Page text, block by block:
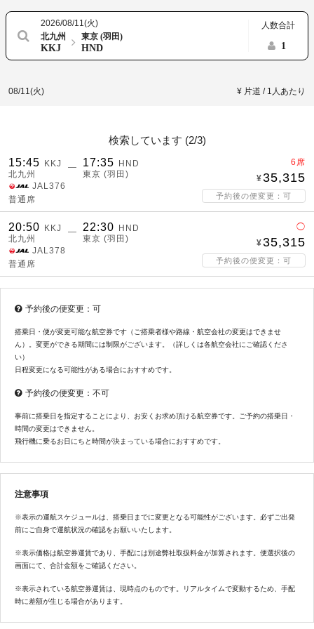
2026/08/11(火)
北九州
KKJ
東京 (羽田)
HND
人数合計
1
08/11(火) ¥ 片道 / 1人あたり
検索しています (2/3)
15:45
KKJ
北九州
― 17:35
HND
東京 (羽田)
JAL376
普通席
6席
35,315
予約後の便変更：可
20:50
KKJ
北九州
― 22:30
HND
東京 (羽田)
JAL378
普通席
◯
35,315
予約後の便変更：可
予約後の便変更：可
搭乗日・便が変更可能な航空券です（ご搭乗者様や路線・航空会社の変更はできませ
ん）。変更ができる期間には制限がございます。（詳しくは各航空会社にご確認くださ
い）
日程変更になる可能性がある場合におすすめです。
予約後の便変更：不可
事前に搭乗日を指定することにより、お安くお求め頂ける航空券です。ご予約の搭乗日・
時間の変更はできません。
飛行機に乗るお日にちと時間が決まっている場合におすすめです。
注意事項
※表示の運航スケジュールは、搭乗日までに変更となる可能性がございます。必ずご出発
前にご自身で運航状況の確認をお願いいたします。
※表示価格は航空券運賃であり、手配には別途弊社取扱料金が加算されます。便選択後の
画面にて、合計金額をご確認ください。
※表示されている航空券運賃は、現時点のものです。リアルタイムで変動するため、手配
時に差額が生じる場合があります。